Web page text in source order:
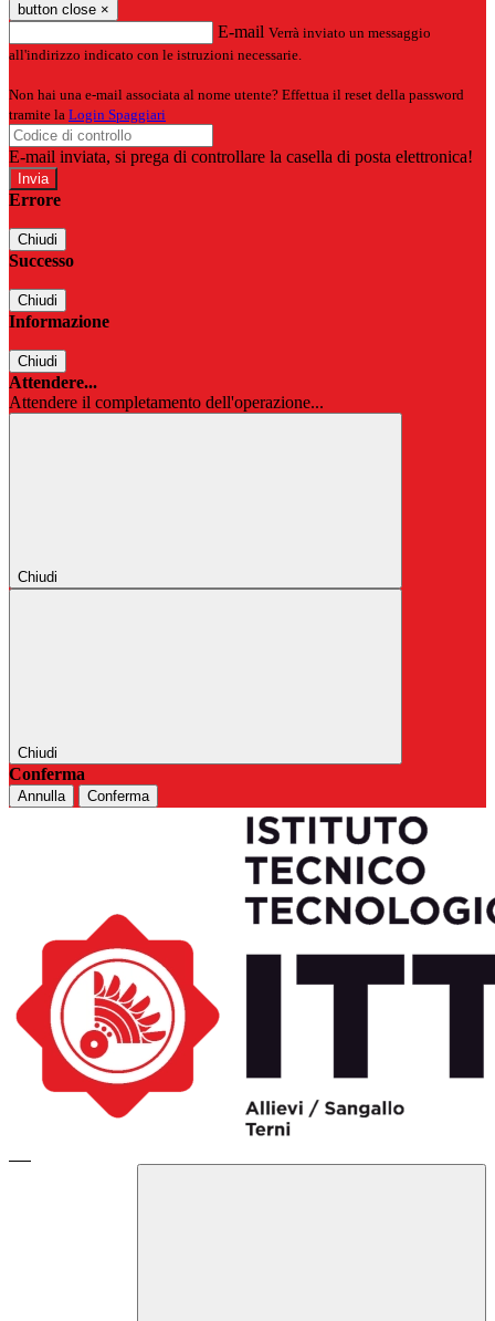
button close ×
E-mail Verrà inviato un messaggio
all'indirizzo indicato con le istruzioni necessarie.
Non hai una e-mail associata al nome utente? Effettua il reset della password
tramite la Login Spaggiari
E-mail inviata, si prega di controllare la casella di posta elettronica!
Errore
Chiudi
Successo
Chiudi
Informazione
Chiudi
Attendere...
Attendere il completamento dell'operazione...
Chiudi
Chiudi
Conferma
Annulla Conferma